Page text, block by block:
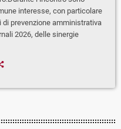
interesse, con particolare
di prevenzione amministrativa
2026, delle sinergie